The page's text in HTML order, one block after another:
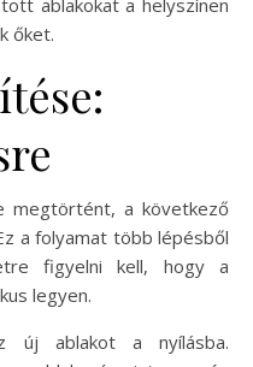
őket.
megtörtént, a következő
a folyamat több lépésből
figyelni kell, hogy a
legyen.
új ablakot a nyílásba.